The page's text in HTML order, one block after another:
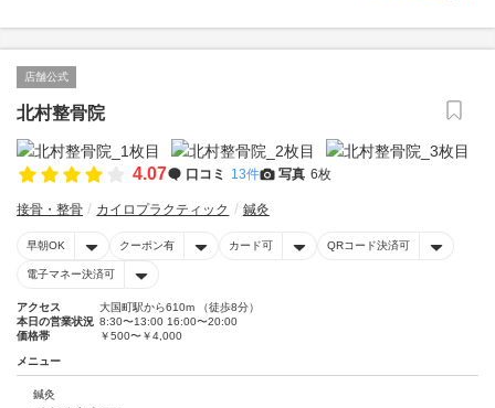
店舗公式
北村整骨院
4.07 口コミ 13件 写真 6枚
接骨・整骨 カイロプラクティック 鍼灸
早朝OK クーポン有 カード可 QRコード決済可
電子マネー決済可
アクセス
大国町駅から610m （徒歩8分）
本日の営業状況 8:30〜13:00 16:00〜20:00
価格帯
￥500〜￥4,000
メニュー
鍼灸